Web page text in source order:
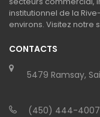
institutionnel de la
environs. Visitez notre
CONTACTS
5479 Ramsay,
(450) 444-4007